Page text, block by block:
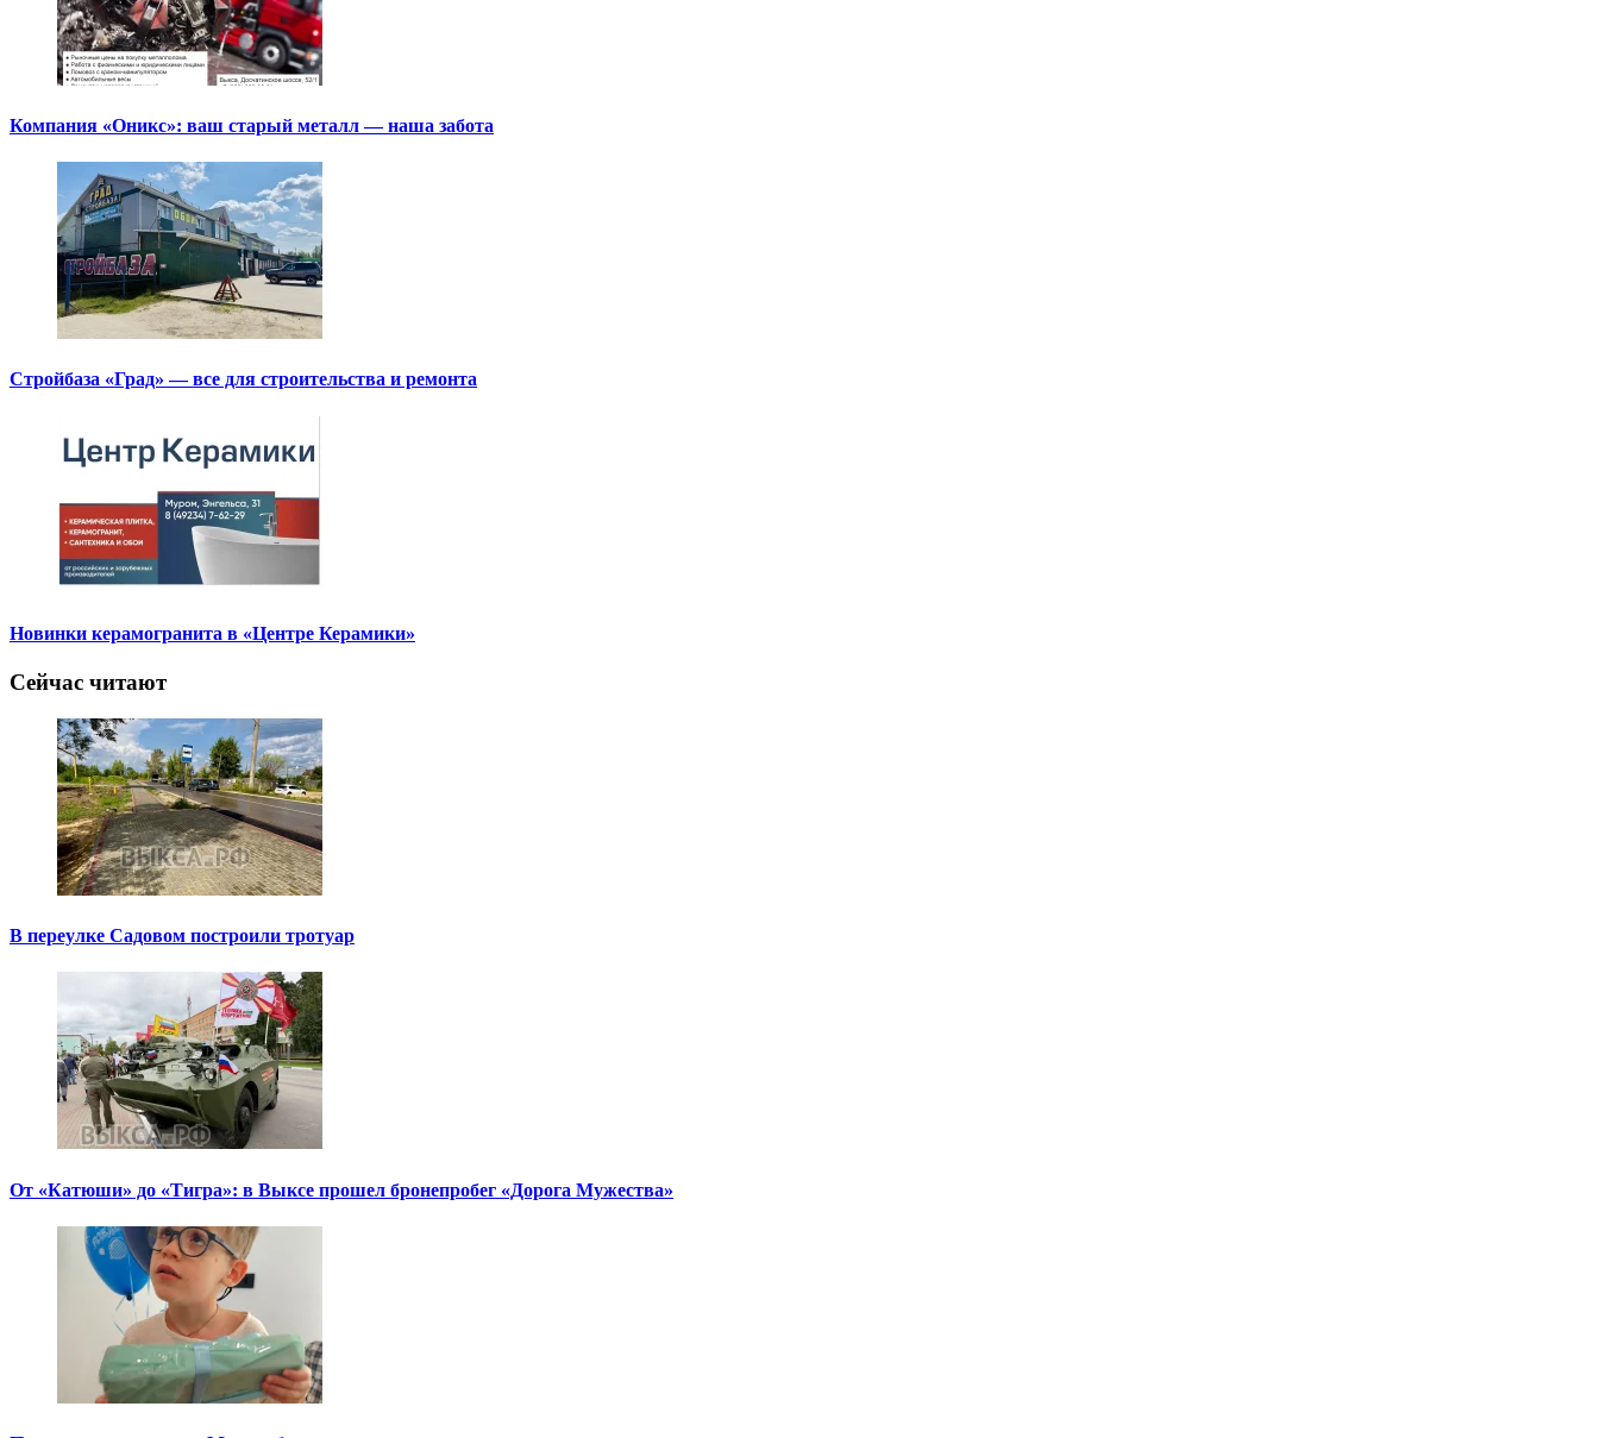
Компания «Оникс»: ваш старый металл — наша забота
Стройбаза «Град» — все для строительства и ремонта
Новинки керамогранита в «Центре Керамики»
Сейчас читают
В переулке Садовом построили тротуар
От «Катюши» до «Тигра»: в Выксе прошел бронепробег «Дорога Мужества»